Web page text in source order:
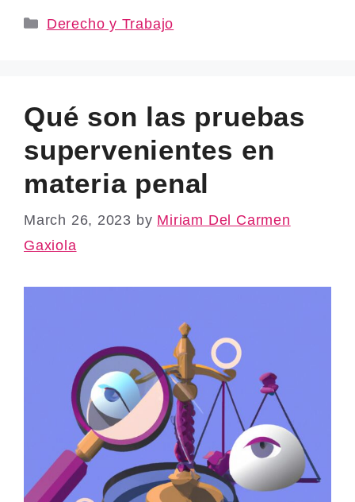
Categories
Derecho y Trabajo
Qué son las pruebas
supervenientes en
materia penal
March 26, 2023 by Miriam Del Carmen
Gaxiola